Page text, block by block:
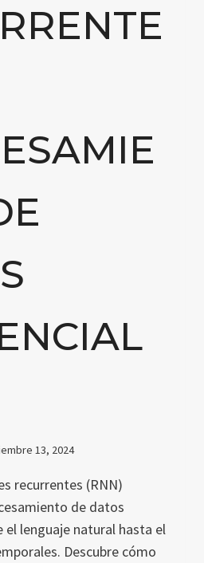
13, 2024
recurrentes (RNN)
de datos
el lenguaje natural hasta el
Descubre cómo